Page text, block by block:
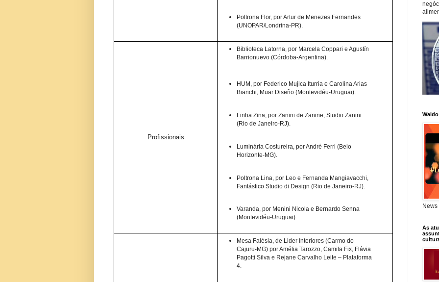
Poltrona Flor, por Artur de Menezes Fernandes
(UNOPAR/Londrina-PR).
Profissionais
Biblioteca Latorna, por Marcela Coppari e Agustín
Barrionuevo (Córdoba-Argentina).
HUM, por Federico Mujica Iturria e Carolina Arias
Bianchi, Muar Diseño (Montevidéu-Uruguai).
Linha Zina, por Zanini de Zanine, Studio Zanini
(Rio de Janeiro-RJ).
Luminária Costureira, por André Ferri (Belo
Horizonte-MG).
Poltrona Lina, por Leo e Fernanda Mangiavacchi,
Fantástico Studio di Design (Rio de Janeiro-RJ).
Varanda, por Menini Nicola e Bernardo Senna
(Montevidéu-Uruguai).
Mesa Falésia, de Lider Interiores (Carmo do
Cajuru-MG) por Amélia Tarozzo, Camila Fix, Flávia
Pagotti Silva e Rejane Carvalho Leite – Plataforma
4.
As